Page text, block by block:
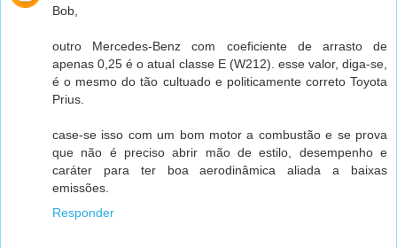
Bob,
outro Mercedes-Benz com coeficiente de arrasto de
apenas 0,25 é o atual classe E (W212). esse valor, diga-se,
é o mesmo do tão cultuado e politicamente correto Toyota
Prius.
case-se isso com um bom motor a combustão e se prova
que não é preciso abrir mão de estilo, desempenho e
caráter para ter boa aerodinâmica aliada a baixas
emissões.
Responder